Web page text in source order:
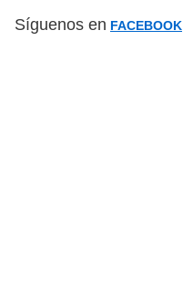
Síguenos en FACEBOOK